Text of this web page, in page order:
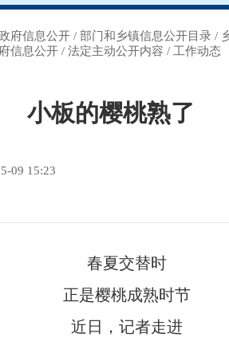
府信息公开 / 部门和乡镇信息公开目录 /
信息公开 / 法定主动公开内容 / 工作动态
小板的樱桃熟了
09 15:23
春夏交替时
正是樱桃成熟时节
近日，记者走进